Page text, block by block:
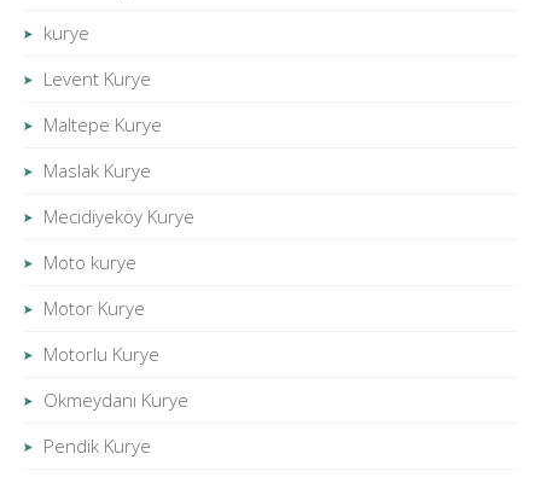
kurye
Levent Kurye
Maltepe Kurye
Maslak Kurye
Mecidiyeköy Kurye
Moto kurye
Motor Kurye
Motorlu Kurye
Okmeydanı Kurye
Pendik Kurye